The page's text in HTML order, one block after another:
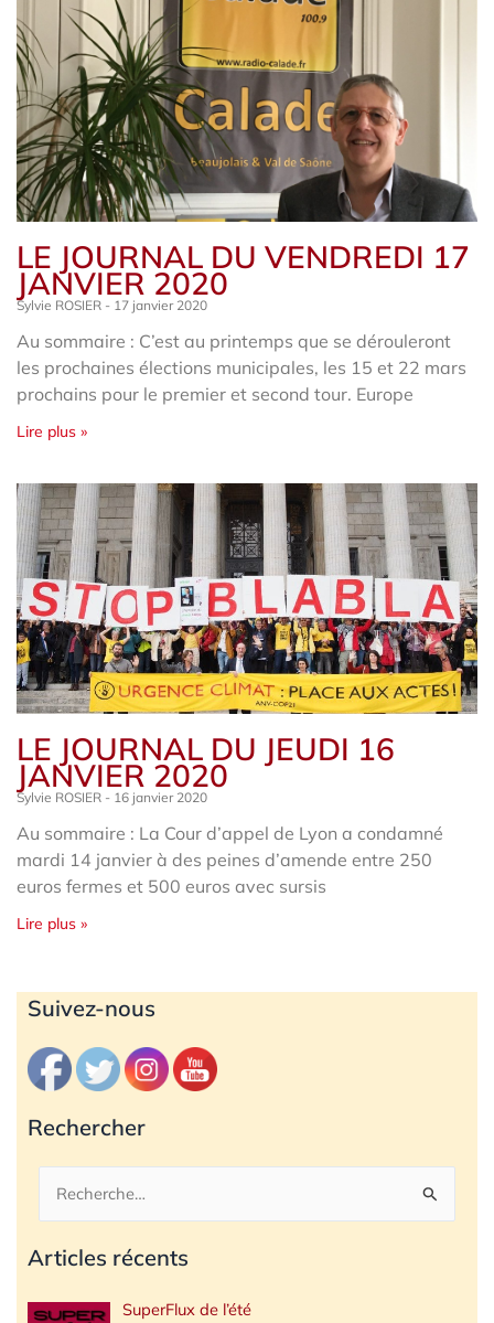
LE JOURNAL DU VENDREDI 17
JANVIER 2020
Sylvie ROSIER 17 janvier 2020
Au sommaire : C’est au printemps que se dérouleront
les prochaines élections municipales, les 15 et 22 mars
prochains pour le premier et second tour. Europe
Lire plus »
LE JOURNAL DU JEUDI 16
JANVIER 2020
Sylvie ROSIER 16 janvier 2020
Au sommaire : La Cour d’appel de Lyon a condamné
mardi 14 janvier à des peines d’amende entre 250
euros fermes et 500 euros avec sursis
Lire plus »
Suivez-nous
Rechercher
Rechercher :
Articles récents
SuperFlux de l’été
Archives